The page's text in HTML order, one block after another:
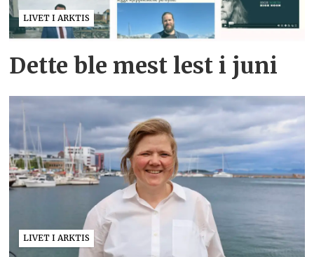
LIVET I ARKTIS
Dette ble mest lest i juni
LIVET I ARKTIS